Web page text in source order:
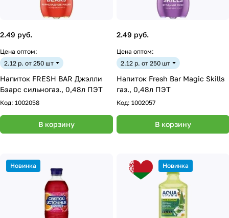
2.49 руб.
Цена оптом:
2.12 р. от 250 шт
Напиток FRESH BAR Джэлли
Бэарс сильногаз., 0,48л ПЭТ
Код: 1002058
В корзину
2.49 руб.
Цена оптом:
2.12 р. от 250 шт
Напиток Fresh Bar Magic Skills
газ., 0,48л ПЭТ
Код: 1002057
В корзину
Новинка Новинка